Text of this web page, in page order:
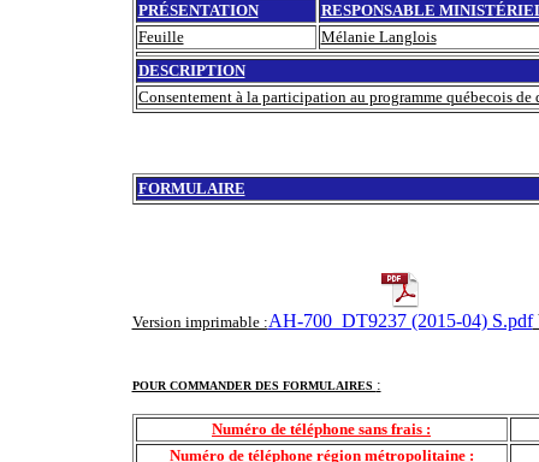
PRÉSENTATION
RESPONSABLE
Feuille
Mélanie Langlois
DESCRIPTION
Consentement à la participation au programme québecois de
FORMULAIRE
Version imprimable :AH-700_DT9237 (2015-04) S.pdf
POUR COMMANDER DES FORMULAIRES :
Numéro de téléphone sans frais :
Numéro de téléphone région métropolitaine :